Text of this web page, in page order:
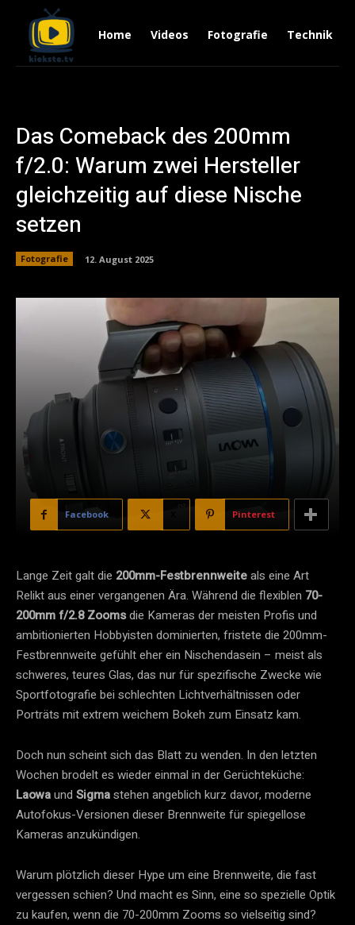
Home Videos Fotografie Technik
Das Comeback des 200mm
f/2.0: Warum zwei Hersteller
gleichzeitig auf diese Nische
setzen
Fotografie 12. August 2025
Facebook Pinterest
Lange Zeit galt die 200mm-Festbrennweiteals eine Art
Relikt aus einer vergangenen Ära. Während die flexiblen 70-
200mm f/2.8 Zoomsdie Kameras der meisten Profis und
ambitionierten Hobbyisten dominierten, fristete die 200mm-
Festbrennweite gefühlt eher ein Nischendasein – meist als
schweres, teures Glas, das nur für spezifische Zwecke wie
Sportfotografie bei schlechten Lichtverhältnissen oder
Porträts mit extrem weichem Bokeh zum Einsatz kam.
Doch nun scheint sich das Blatt zu wenden. In den letzten
Wochen brodelt es wieder einmal in der Gerüchteküche:
Laowaund Sigmastehen angeblich kurz davor, moderne
Autofokus-Versionen dieser Brennweite für spiegellose
Kameras anzukündigen.
Warum plötzlich dieser Hype um eine Brennweite, die fast
vergessen schien? Und macht es Sinn, eine so spezielle Optik
zu kaufen, wenn die 70-200mm Zooms so vielseitig sind?